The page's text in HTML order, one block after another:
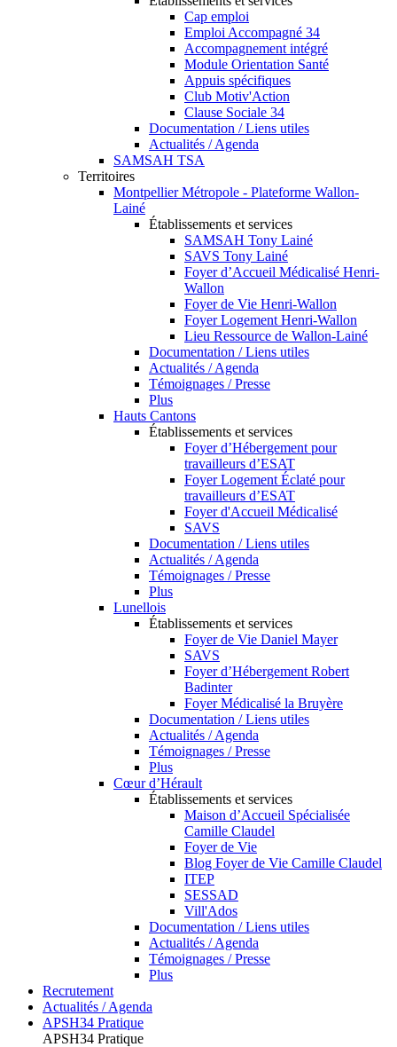
Cap emploi
Emploi Accompagné 34
Accompagnement intégré
Module Orientation Santé
Appuis spécifiques
Club Motiv'Action
Clause Sociale 34
Documentation / Liens utiles
Actualités / Agenda
SAMSAH TSA
Territoires
Montpellier Métropole - Plateforme Wallon-
Lainé
Établissements et services
SAMSAH Tony Lainé
SAVS Tony Lainé
Foyer d’Accueil Médicalisé Henri-
Wallon
Foyer de Vie Henri-Wallon
Foyer Logement Henri-Wallon
Lieu Ressource de Wallon-Lainé
Documentation / Liens utiles
Actualités / Agenda
Témoignages / Presse
Plus
Hauts Cantons
Établissements et services
Foyer d’Hébergement pour
travailleurs d’ESAT
Foyer Logement Éclaté pour
travailleurs d’ESAT
Foyer d'Accueil Médicalisé
SAVS
Documentation / Liens utiles
Actualités / Agenda
Témoignages / Presse
Plus
Lunellois
Établissements et services
Foyer de Vie Daniel Mayer
SAVS
Foyer d’Hébergement Robert
Badinter
Foyer Médicalisé la Bruyère
Documentation / Liens utiles
Actualités / Agenda
Témoignages / Presse
Plus
Cœur d’Hérault
Établissements et services
Maison d’Accueil Spécialisée
Camille Claudel
Foyer de Vie
Blog Foyer de Vie Camille Claudel
ITEP
SESSAD
Vill'Ados
Documentation / Liens utiles
Actualités / Agenda
Témoignages / Presse
Plus
Recrutement
Actualités / Agenda
APSH34 Pratique
APSH34 Pratique